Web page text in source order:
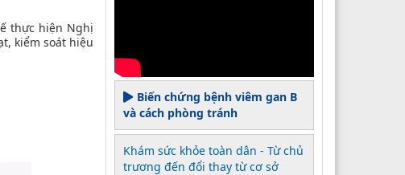
thực hiện Nghị
kiểm soát hiệu
Biến chứng bệnh viêm gan B
và cách phòng tránh
Khám sức khỏe toàn dân - Từ chủ
trương đến đổi thay từ cơ sở